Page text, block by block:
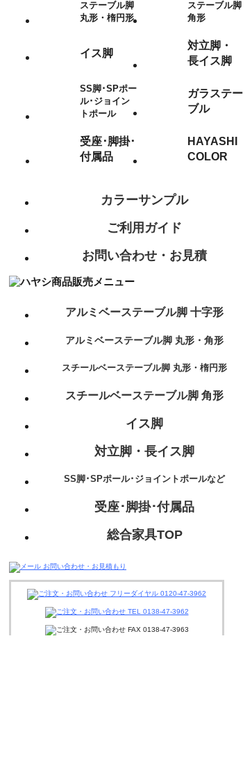
ステーブル脚
丸形・楕円形
ステーブル脚
角形
イス脚
対立脚・
長イス脚
SS脚･SPポー
ル･ジョイン
トポール
ガラステー
ブル
受座･脚掛･
付属品
HAYASHI
COLOR
カラーサンプル
ご利用ガイド
お問い合わせ・お見積
アルミベーステーブル脚 十字形
アルミベーステーブル脚 丸形・角形
スチールベーステーブル脚 丸形・楕円形
スチールベーステーブル脚 角形
イス脚
対立脚・長イス脚
SS脚･SPポール･ジョイントポールなど
受座･脚掛･付属品
総合家具TOP